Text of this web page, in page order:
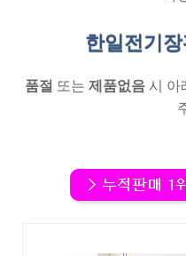
한일전기
품절 또는 제품없음 시 아